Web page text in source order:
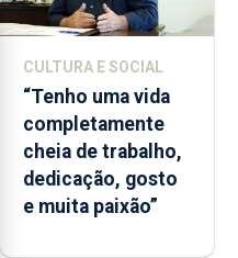
CULTURA E SOCIAL
“Tenho uma vida
completamente
cheia de trabalho,
dedicação, gosto
e muita paixão”